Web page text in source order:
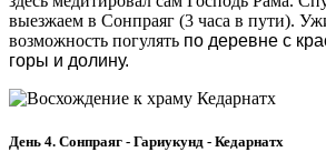
выезжаем в Сонпраяг (3 часа в пути).
возможность погулять по деревне с
горы и долину.
День 4. Сонпраяг - Гариукунд - Кедарнатх